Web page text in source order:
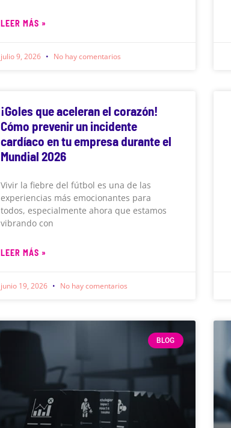
LEER MÁS »
julio 9, 2026 No hay comentarios
¡Goles que aceleran el corazón!
Cómo prevenir un incidente
cardíaco en tu empresa durante el
Mundial 2026
Vivir la fiebre del fútbol es una de las
experiencias más emocionantes para
todos, especialmente ahora que estamos
vibrando con
LEER MÁS »
junio 19, 2026 No hay comentarios
BLOG